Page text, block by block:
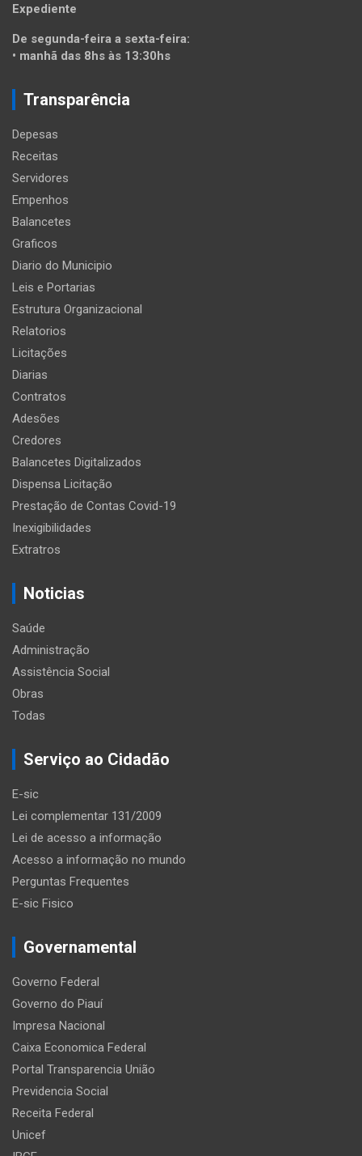
Expediente
De segunda-feira a sexta-feira:
• manhã das 8hs às 13:30hs
Transparência
Depesas
Receitas
Servidores
Empenhos
Balancetes
Graficos
Diario do Municipio
Leis e Portarias
Estrutura Organizacional
Relatorios
Licitações
Diarias
Contratos
Adesões
Credores
Balancetes Digitalizados
Dispensa Licitação
Prestação de Contas Covid-19
Inexigibilidades
Extratros
Noticias
Saúde
Administração
Assistência Social
Obras
Todas
Serviço ao Cidadão
E-sic
Lei complementar 131/2009
Lei de acesso a informação
Acesso a informação no mundo
Perguntas Frequentes
E-sic Fisico
Governamental
Governo Federal
Governo do Piauí
Impresa Nacional
Caixa Economica Federal
Portal Transparencia União
Previdencia Social
Receita Federal
Unicef